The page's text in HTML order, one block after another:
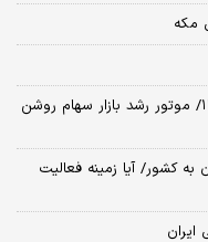
مکه
پیش بینی بورس فردا شنبه ۱۷ مردادماه ۱۴۰۵/ موتور رشد بازار سهام روشن
به کشور/ آیا زمینه فعالیت